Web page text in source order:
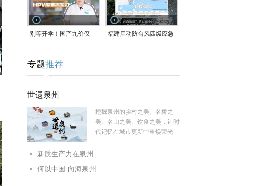
别等开学！国产九价仅
紧打
福建启动防台风四级应急
专题推荐
世遗泉州
挖掘泉州的乡村之美、名桥之
美、名山之美、饮食之美，让时
代记忆在城市更新中重焕荣光
新质生产力在泉州
何以中国·向海泉州